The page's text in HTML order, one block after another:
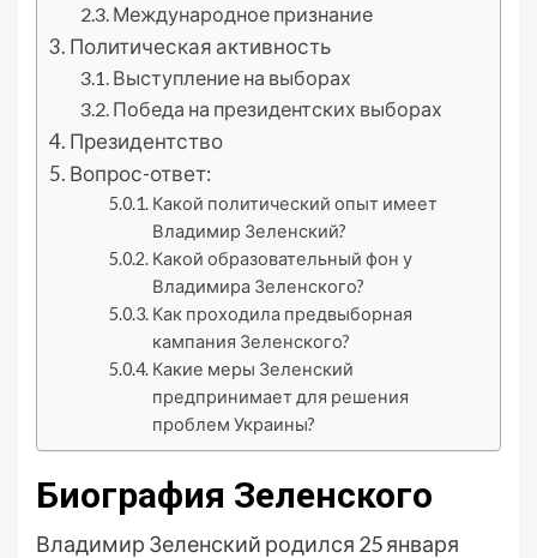
Международное признание
Политическая активность
Выступление на выборах
Победа на президентских выборах
Президентство
Вопрос-ответ:
Какой политический опыт имеет
Владимир Зеленский?
Какой образовательный фон у
Владимира Зеленского?
Как проходила предвыборная
кампания Зеленского?
Какие меры Зеленский
предпринимает для решения
проблем Украины?
Биография Зеленского
Владимир Зеленский родился 25 января